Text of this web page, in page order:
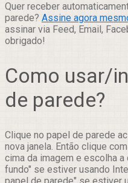
Quer receber
parede? Assine agora
assinar via Feed, Email,
obrigado!
Como usar/
de parede?
Clique no papel de parede
nova janela. Então clique
cima da imagem e escolha
fundo" se estiver usando
papel de parede" se estiver